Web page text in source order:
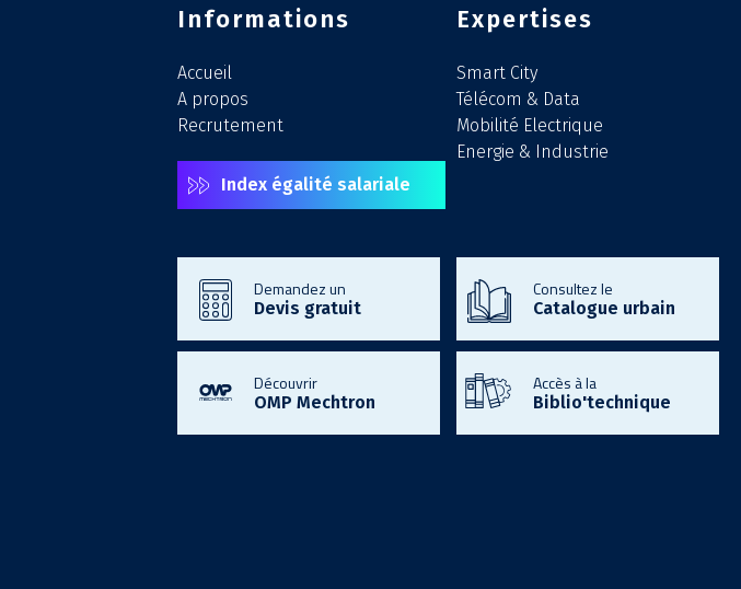
Informations
Accueil
A propos
Recrutement
Index égalité salariale
Expertises
Smart City
Télécom & Data
Mobilité Electrique
Energie & Industrie
Demandez un
Devis gratuit
Consultez le
Catalogue urbain
Découvrir
OMP Mechtron
Accès à la
Biblio'technique